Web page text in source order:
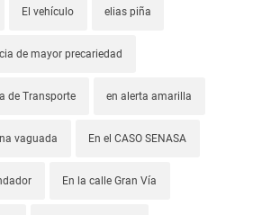
El vehículo elias piña
de mayor precariedad
de Transporte en alerta amarilla
vaguada En el CASO SENASA
En la calle Gran Vía